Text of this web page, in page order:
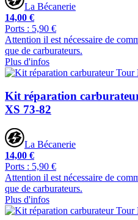
La Bécanerie
14,00 €
Ports : 5,90 €
Attention il est nécessaire de
que de carburateurs.
Plus d'infos
Kit réparation
XS 73-82
La Bécanerie
14,00 €
Ports : 5,90 €
Attention il est nécessaire de
que de carburateurs.
Plus d'infos